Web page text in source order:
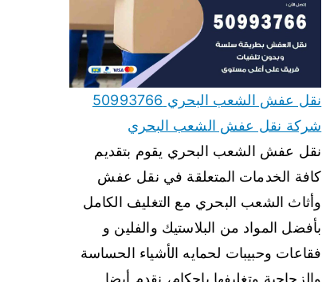
نقل عفش الشعب البحري 50993766
شركة نقل عفش الشعب البحري
نقل عفش الشعب البحري يقوم بتقديم
كافة الخدمات المتعلقة في نقل عفش
وأثاث الشعب البحري مع التغليف الكامل
بأفضل المواد من البلاستيك والفلين و
فقاعات وحبيبات لحمايه الأشياء الحساسة
والزجاجية وتغليفها بإحكام، نقدم أيضا